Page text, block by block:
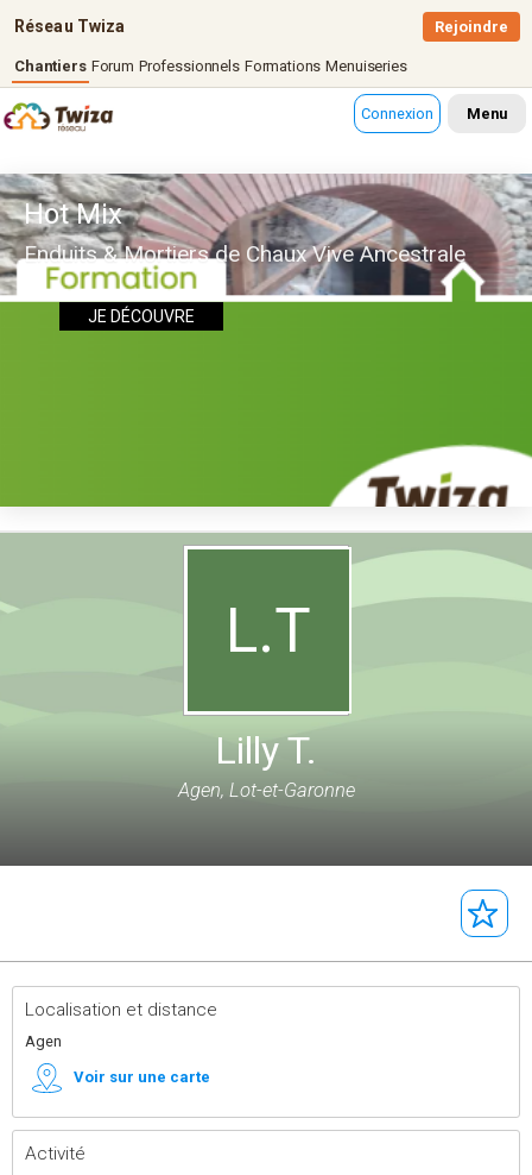
Réseau Twiza
Chantiers Forum Professionnels Formations Menuiseries
Rejoindre
Connexion Menu
Hot Mix
Enduits & Mortiers de Chaux Vive Ancestrale
JE DÉCOUVRE
L.T
Lilly T.
Agen, Lot-et-Garonne
Localisation et distance
Agen
Voir sur une carte
Activité